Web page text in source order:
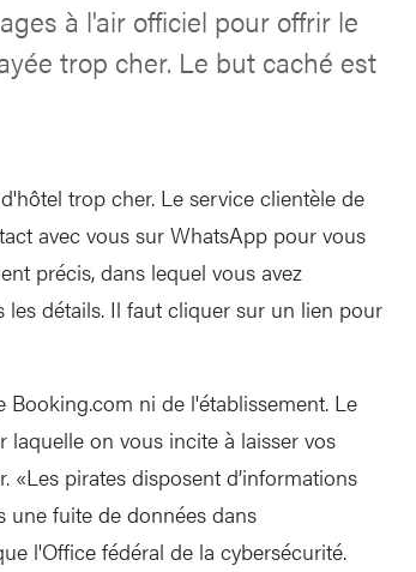
à l'air officiel pour offrir le
trop cher. Le but caché est
trop cher. Le service clientèle de
avec vous sur WhatsApp pour vous
précis, dans lequel vous avez
les détails. Il faut cliquer sur un lien pour
Booking.com ni de l'établissement. Le
on vous incite à laisser vos
«Les pirates disposent d’informations
une fuite de données dans
l'Office fédéral de la cybersécurité.